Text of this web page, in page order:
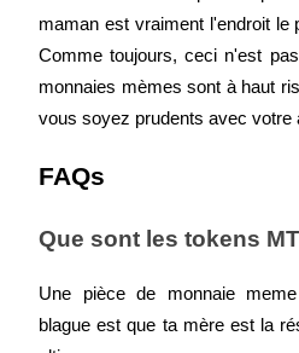
Se connecterS'inscrire
récompenses
maman est vraiment l'endroit le
Comme toujours, ceci n'est
monnaies mèmes sont à haut
vous soyez prudents avec votre
FAQs
Que sont les tokens
Une pièce de monnaie
blague est que ta mère est la